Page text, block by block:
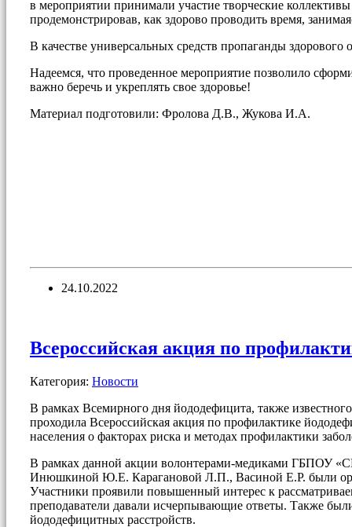
в мероприятии принимали участие творческие
продемонстрировав, как здорово проводить время,
В качестве универсальных средств пропаганды
Надеемся, что проведенное мероприятие позволило
важно беречь и укреплять свое здоровье!
Материал подготовили: Фролова Д.В., Жукова И.А.
24.10.2022
Всероссийская акция по
Категория: Новости
В рамках Всемирного дня йододефицита, также
проходила Всероссийская акция по профилактике
населения о факторах риска и методах профилактики
В рамках данной акции волонтерами-медиками ГБПОУ
Инюшкиной Ю.Е. Карагановой Л.П., Васиной Е.Р. были
Участники проявили повышенный интерес к
преподаватели давали исчерпывающие ответы. Также
йододефицитных расстройств.